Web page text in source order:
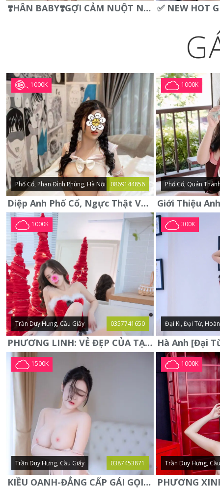
❣️HÂN BABY❣️GỢI CẢM NUỘT NÀ DÁNG SON XINH XINH QUYẾN RŨ
1000K
Phố Cổ, Phan Đình Phùng, Hà Nội 0869144856
Diệp Anh Phố Cổ, Ngực Thật Vú To Thơm Tho Quyến Rũ
1000K
Phố Cổ, Quán
1000K
Trần Duy Hưng, Cầu Giấy 0357741650
PHƯƠNG LINH: VẺ ĐẸP CỦA TẠO HÓA, XINH ĐẸP, SEXY, QUYỄN RŨ
300K
Đại Ki, Đại Từ,
1500K
Trần Duy Hưng, Cầu Giấy 0387453871
KIỀU OANH-ĐẲNG CẤP GÁI GỌI XINH SANG-NGOAN NGOÃN
1000K
Trần Duy Hưng,